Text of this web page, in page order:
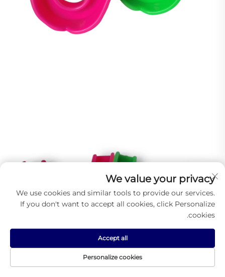
We value your privacy
We use cookies and similar tools to provide our services.
If you don't want to accept all cookies, click Personalize
cookies.
Personalize cookies
Accept all